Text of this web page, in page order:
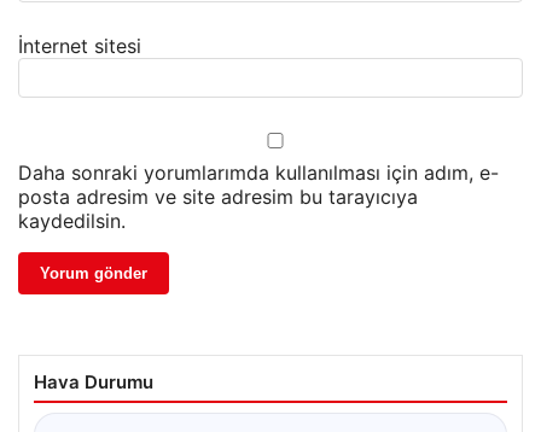
İnternet sitesi
Daha sonraki yorumlarımda kullanılması için adım, e-
posta adresim ve site adresim bu tarayıcıya
kaydedilsin.
Hava Durumu